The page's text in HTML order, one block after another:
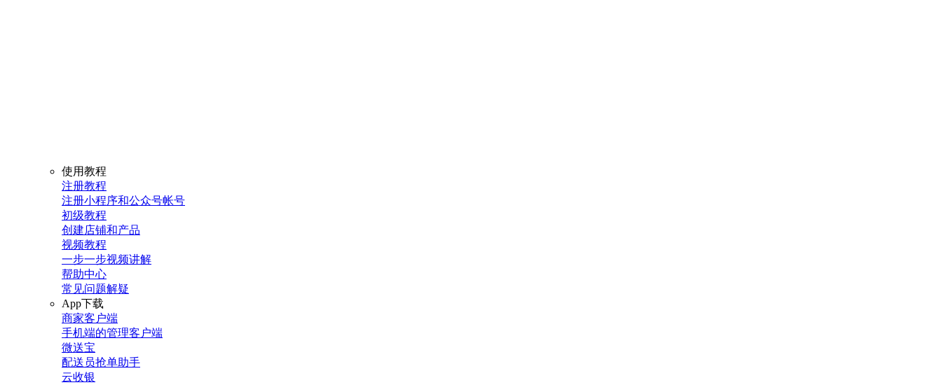
使用教程
注册教程
注册小程序和公众号帐号
初级教程
创建店铺和产品
视频教程
一步一步视频讲解
帮助中心
常见问题解疑
App下载
商家客户端
手机端的管理客户端
微送宝
配送员抢单助手
云收银